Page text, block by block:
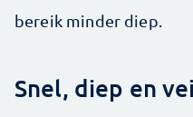
bereik minder diep.
Snel, diep en